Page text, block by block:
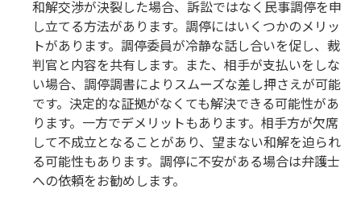
和解交渉が決裂した場合、訴訟ではなく民事調停を申
し立てる方法があります。調停にはいくつかのメリッ
トがあります。調停委員が冷静な話し合いを促し、裁
判官と内容を共有します。また、相手が支払いをしな
い場合、調停調書によりスムーズな差し押さえが可能
です。決定的な証拠がなくても解決できる可能性があ
ります。一方でデメリットもあります。相手方が欠席
して不成立となることがあり、望まない和解を迫られ
る可能性もあります。調停に不安がある場合は弁護士
への依頼をお勧めします。